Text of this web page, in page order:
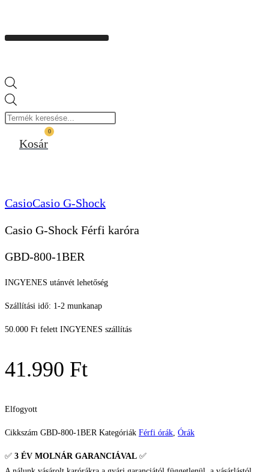
search
0
Kosár
CasioCasio G-Shock
Casio G-Shock Férfi karóra
GBD-800-1BER
INGYENES utánvét lehetőség
Szállítási idő: 1-2 munkanap
50.000 Ft felett INGYENES szállítás
41.990 Ft
Elfogyott
Cikkszám GBD-800-1BER Kategóriák Férfi órák, Órák
✅ 3 ÉV MOLNÁR GARANCIÁVAL ✅